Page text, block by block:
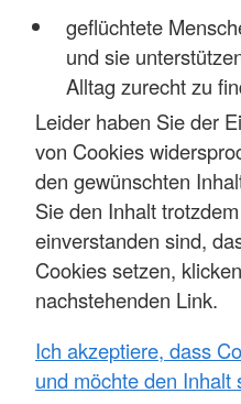
geflüchtete
und sie
Alltag zurecht zu
Leider haben Sie der
von Cookies
den gewünschten
Sie den Inhalt
einverstanden sind,
Cookies setzen,
nachstehenden Link.
Ich akzeptiere, dass
und möchte den Inhalt